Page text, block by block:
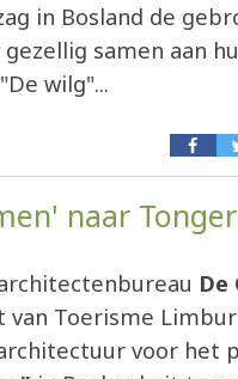
in Bosland de
gezellig samen aan
wilg"...
naar
De
van Toerisme
voor het